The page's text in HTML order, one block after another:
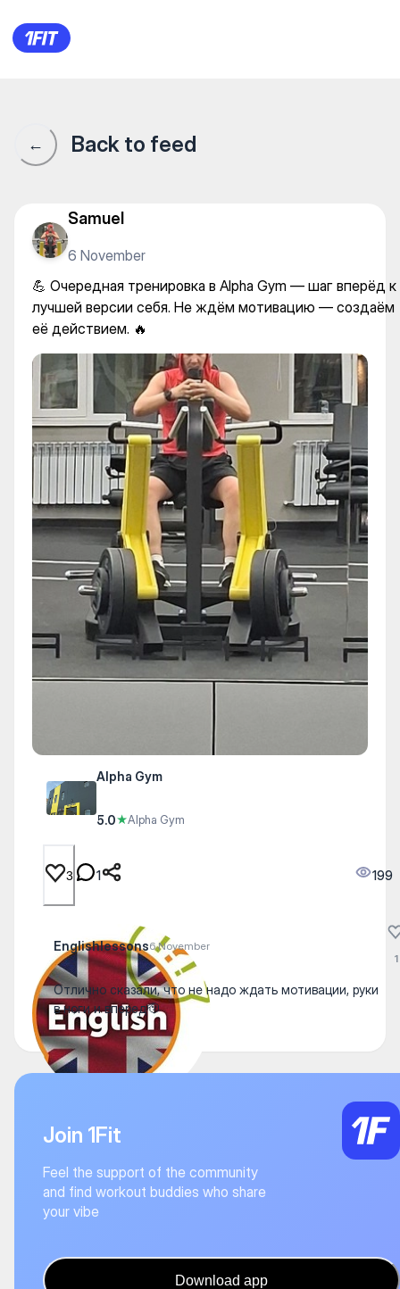
Alpha Gym — Individual
← Back to feed
Samuel
6 November
💪 Очередная тренировка в Alpha Gym — шаг вперёд к
лучшей версии себя. Не ждём мотивацию — создаём
её действием. 🔥
Alpha Gym
5.0★Alpha Gym
3 1 199
Englishlessons6 November
Отлично сказали, что не надо ждать мотивации, руки
в ноги и вперед🫡
1
Join 1Fit
Feel the support of the community
and find workout buddies who share
your vibe
Download app